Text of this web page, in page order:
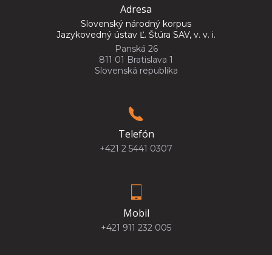
Adresa
Slovenský národný korpus
Jazykovedný ústav Ľ. Štúra SAV, v. v. i.
Panská 26
811 01 Bratislava 1
Slovenská republika
Telefón
+421 2 5441 0307
Mobil
+421 911 232 005